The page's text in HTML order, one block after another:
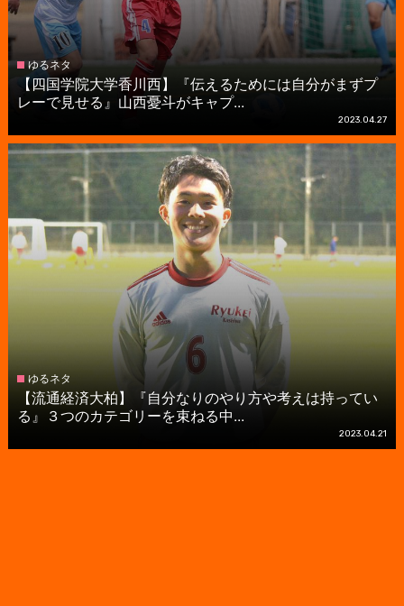
ゆるネタ
【四国学院大学香川西】『伝えるためには自分がまずプ
レーで見せる』山西憂斗がキャプ...
2023.04.27
ゆるネタ
【流通経済大柏】『自分なりのやり方や考えは持ってい
る』３つのカテゴリーを束ねる中...
2023.04.21